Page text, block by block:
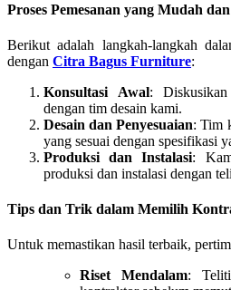
Proses Pemesanan yang Mudah
Berikut adalah langkah-langkah
dengan Citra Bagus Furniture:
Konsultasi Awal:
dengan tim desain kami.
Desain dan Penyesuaian: Tim
yang sesuai dengan spesifikasi
Produksi dan Instalasi:
produksi dan instalasi dengan
Tips dan Trik dalam Memilih
Untuk memastikan hasil terbaik,
Riset Mendalam: Teliti